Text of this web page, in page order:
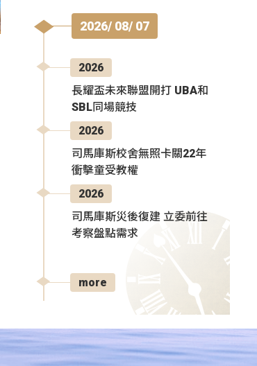
2026/ 08/ 07
2026
長耀盃未來聯盟開打 UBA和
SBL同場競技
2026
司馬庫斯校舍無照卡關22年
衝擊童受教權
2026
司馬庫斯災後復建 立委前往
考察盤點需求
more